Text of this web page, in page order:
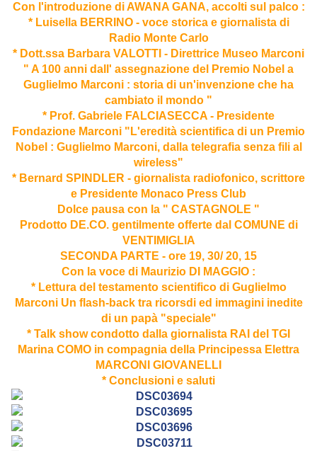
Con l'introduzione di AWANA GANA, accolti sul palco :
* Luisella BERRINO - voce storica e giornalista di
Radio Monte Carlo
* Dott.ssa Barbara VALOTTI - Direttrice Museo Marconi
" A 100 anni dall' assegnazione del Premio Nobel a
Guglielmo Marconi : storia di un'invenzione che ha
cambiato il mondo "
* Prof. Gabriele FALCIASECCA - Presidente
Fondazione Marconi "L'eredità scientifica di un Premio
Nobel : Guglielmo Marconi, dalla telegrafia senza fili al
wireless"
* Bernard SPINDLER - giornalista radiofonico, scrittore
e Presidente Monaco Press Club
Dolce pausa con la " CASTAGNOLE "
Prodotto DE.CO. gentilmente offerte dal COMUNE di
VENTIMIGLIA
SECONDA PARTE - ore 19, 30/ 20, 15
Con la voce di Maurizio DI MAGGIO :
* Lettura del testamento scientifico di Guglielmo
Marconi Un flash-back tra ricorsdi ed immagini inedite
di un papà "speciale"
* Talk show condotto dalla giornalista RAI del TGI
Marina COMO in compagnia della Principessa Elettra
MARCONI GIOVANELLI
* Conclusioni e saluti